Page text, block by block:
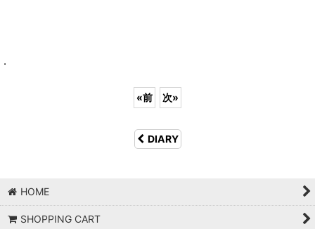
.
«前 次»
DIARY
HOME
SHOPPING CART